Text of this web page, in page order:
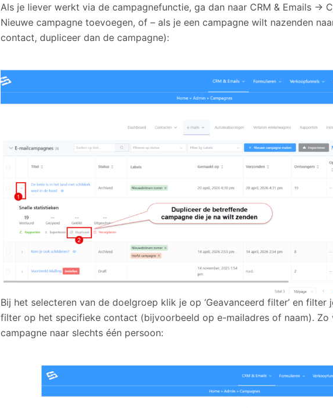
Als je liever werkt via de campagnefunctie, ga dan naar CRM & Emails →
Nieuwe campagne toevoegen, of – als je een campagne wilt nazenden
contact, dupliceer dan de campagne):
Bij het selecteren van de doelgroep klik je op ‘Geavanceerd filter’ en filter
filter op het specifieke contact (bijvoorbeeld op e-mailadres of naam). Zo
campagne naar slechts één persoon: